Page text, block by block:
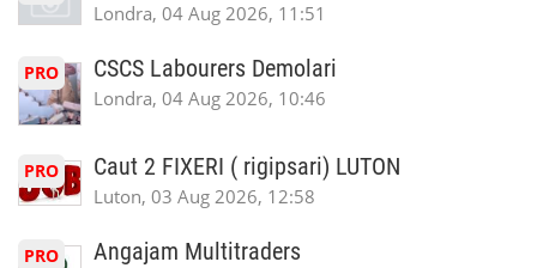
Londra, 04 Aug 2026, 11:51
PRO CSCS Labourers Demolari
Londra, 04 Aug 2026, 10:46
PRO Caut 2 FIXERI ( rigipsari) LUTON
Luton, 03 Aug 2026, 12:58
PRO Angajam Multitraders